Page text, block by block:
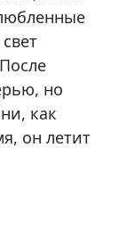
но
как
он летит